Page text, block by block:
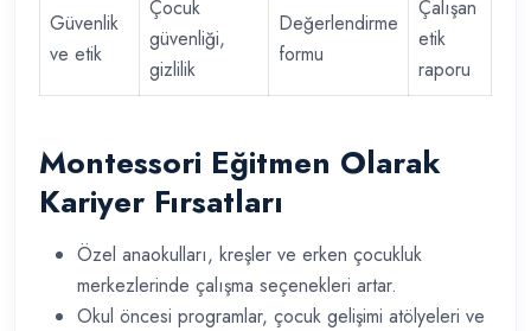
Güvenlik
ve etik
Çocuk
güvenliği,
gizlilik
Değerlendirme
formu
Çalışan
etik
raporu
Montessori Eğitmen Olarak
Kariyer Fırsatları
Özel anaokulları, kreşler ve erken çocukluk
merkezlerinde çalışma seçenekleri artar.
Okul öncesi programlar, çocuk gelişimi atölyeleri ve